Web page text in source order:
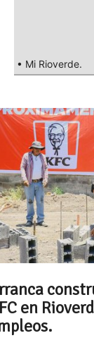
• Mi Rioverde.
en